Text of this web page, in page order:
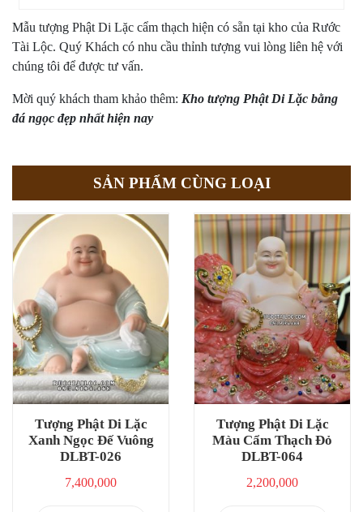
Mẫu tượng Phật Di Lặc cẩm thạch hiện có sẵn tại kho của Rước
Tài Lộc. Quý Khách có nhu cầu thỉnh tượng vui lòng liên hệ với
chúng tôi để được tư vấn.
Mời quý khách tham khảo thêm: Kho tượng Phật Di Lặc bằng
đá ngọc đẹp nhất hiện nay
SẢN PHẨM CÙNG LOẠI
Tượng Phật Di Lặc
Xanh Ngọc Đế Vuông
DLBT-026
7,400,000
Tượng Phật Di Lặc
Màu Cẩm Thạch Đỏ
DLBT-064
2,200,000